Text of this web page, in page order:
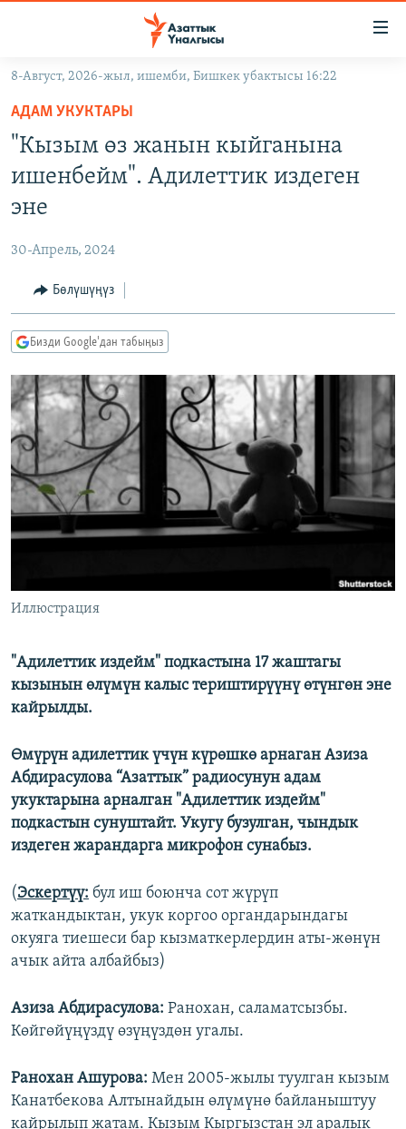
Навигацияга
өтүңүз
Издөөгө
салыңыз
КЫРГЫЗСТАН
КЫРГЫЗСТАН
МАДАНИЯТ
ТВ ПРОГРАММАЛАР
БҮГҮН АЗАТТЫКТА
ДАНИСТЕ
ЭЖЕ-СИҢДИЛЕР
АЗАТТЫК+
ЫҢГАЙСЫЗ СУРООЛОР
ПОДКАСТ
Русский
ОНЛАЙН ШЕРИНЕ
8-Август, 2026-жыл, ишемби, Бишкек убактысы 16:22
АДАМ УКУКТАРЫ
"Кызым өз жанын кыйганына
ишенбейм". Адилеттик издеген
эне
30-Апрель, 2024
Бөлүшүңүз
Бизди Google'дан табыңыз
Иллюстрация
"Адилеттик издейм" подкастына 17 жаштагы
кызынын өлүмүн калыс териштирүүнү өтүнгөн эне
кайрылды.
Өмүрүн адилеттик үчүн күрөшкө арнаган Азиза
Абдирасулова “Азаттык” радиосунун адам
укуктарына арналган "Адилеттик издейм"
подкастын сунуштайт. Укугу бузулган, чындык
издеген жарандарга микрофон сунабыз.
(Эскертүү: бул иш боюнча сот жүрүп
жаткандыктан, укук коргоо органдарындагы
окуяга тиешеси бар кызматкерлердин аты-жөнүн
ачык айта албайбыз)
Азиза Абдирасулова: Ранохан, саламатсызбы.
Көйгөйүңүздү өзүңүздөн угалы.
Ранохан Ашурова: Мен 2005-жылы туулган кызым
Канатбекова Алтынайдын өлүмүнө байланыштуу
кайрылып жатам. Кызым Кыргызстан эл аралык